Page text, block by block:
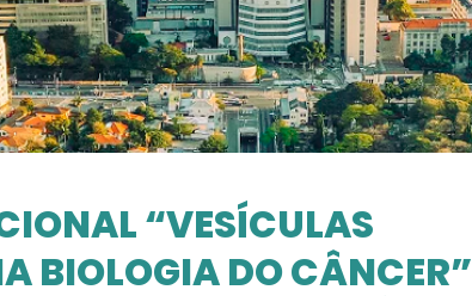
“VESÍCULAS
BIOLOGIA DO CÂNCER”